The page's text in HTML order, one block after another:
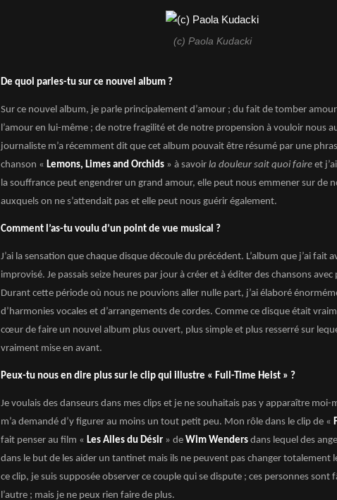
(c) Paola Kudacki
De quoi parles-tu sur ce nouvel album ?
Sur ce nouvel album, je parle principalement d’amour ; du fait de tomber
l’amour en lui-même ; de notre fragilité et de notre propension à vouloir nous
journaliste m’a récemment dit que cet album pouvait être résumé par une
chanson « Lemons, Limes and Orchids » à savoir la douleur sait quoi faire et
la souffrance peut engendrer un grand amour, elle peut nous emmener sur de
auxquels on ne s’attendait pas et elle peut nous guérir également.
Comment l’as-tu voulu d’un point de vue musical ?
J’ai la sensation que chaque disque découle du précédent. L’album que j’ai fait
improvisé. Je passais seize heures par jour à créer et à éditer des chansons
Durant cette période où nous ne pouvions aller nulle part, j’ai élaboré
d’harmonies vocales et d’arrangements de cordes. Comme ce disque était
cœur de faire un nouvel album plus ouvert, plus simple et plus resserré sur
vraiment mise en avant.
Peux-tu nous en dire plus sur le clip qui illustre « Full-Time Heist » ?
Je voulais des danseurs dans mes clips et je ne souhaitais pas y apparaître moi-
m’a demandé d’y figurer au moins un tout petit peu. Mon rôle dans le clip de «
fait penser au film « Les Ailes du Désir » de Wim Wenders dans lequel des
dans le but de les aider un tantinet mais ils ne peuvent pas changer totalement
ce clip, je suis supposée observer ce couple qui se dispute ; ces personnes sont
l’autre ; mais je ne peux rien faire de plus.